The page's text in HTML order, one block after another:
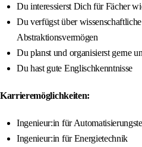
Du interessierst Dich für Fächer
Du verfügst über
Abstraktionsvermögen
Du planst und organisierst gerne
Du hast gute Englischkenntnisse
Karrieremöglichkeiten:
Ingenieur:in für
Ingenieur:in für Energietechnik